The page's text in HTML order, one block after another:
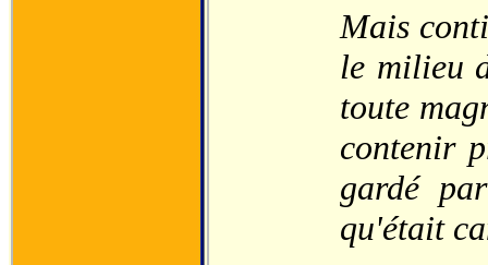
Mais
le milieu
toute
contenir
gardé
qu'était